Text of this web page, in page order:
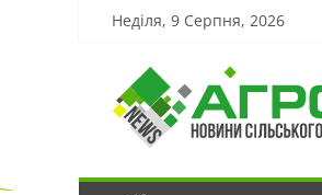
Неділя, 9 Серпня, 2026